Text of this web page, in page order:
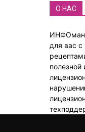
О НАС
для вас